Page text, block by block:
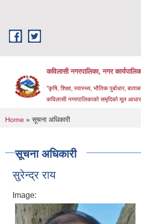
कविलासी नगरपालिका, नगर
"कृषि, शिक्षा, स्वास्थ्य, भौतिक पुर्बाधार,
कविलासी नगरपालिकाको समृदिको मूल
You are here
Home » सूचना अधिकारी
सूचना अधिकारी
सुरेन्द्र राय
Image: